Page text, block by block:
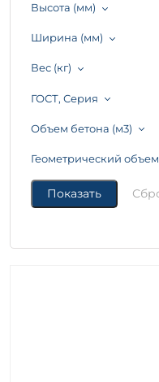
Высота (мм)
Ширина (мм)
Вес (кг)
ГОСТ, Серия
Объем бетона (м3)
Геометрический